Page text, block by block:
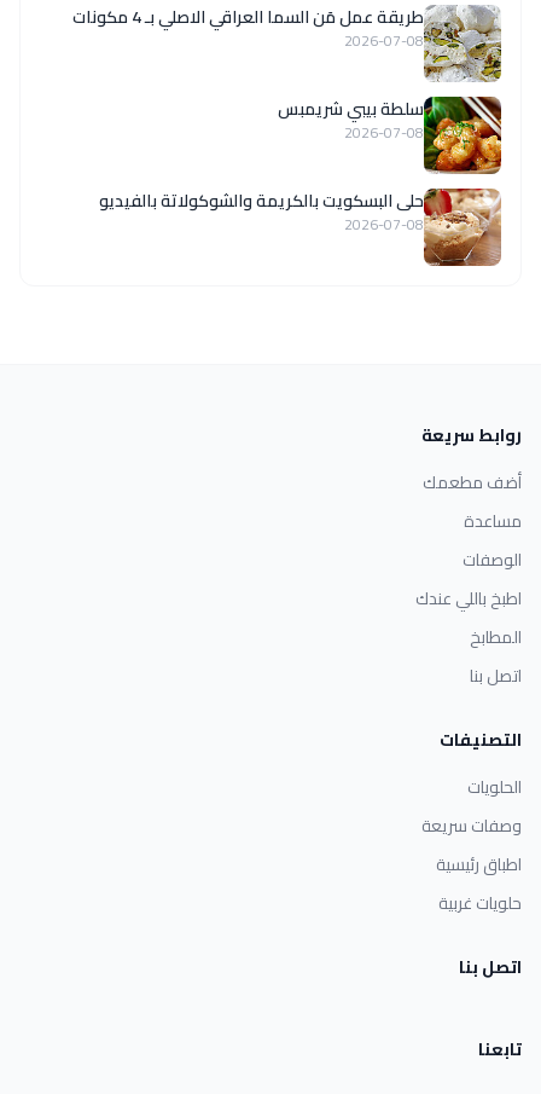
طريقة عمل مَن السما العراقي الاصلي بـ 4 مكونات
2026-07-08
سلطة بيبي شريمبس
2026-07-08
حلى البسكويت بالكريمة والشوكولاتة بالفيديو
2026-07-08
روابط سريعة
أضف مطعمك
مساعدة
الوصفات
اطبخ باللي عندك
المطابخ
اتصل بنا
التصنيفات
الحلويات
وصفات سريعة
اطباق رئيسية
حلويات غربية
اتصل بنا
تابعنا